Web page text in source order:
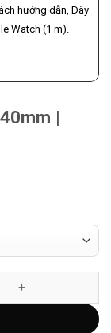
hướng dẫn, Dây
Watch (1 m).
|
VN/A số lượng